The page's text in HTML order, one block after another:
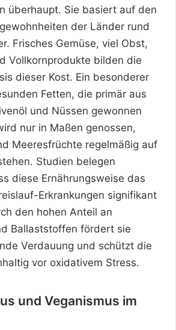
überhaupt. Sie basiert auf den
der Länder rund
Frisches Gemüse, viel Obst,
Vollkornprodukte bilden die
dieser Kost. Ein besonderer
Fetten, die primär aus
und Nüssen gewonnen
nur in Maßen genossen,
Meeresfrüchte regelmäßig auf
Studien belegen
diese Ernährungsweise das
Erkrankungen signifikant
den hohen Anteil an
Ballaststoffen fördert sie
Verdauung und schützt die
vor oxidativem Stress.
und Veganismus im